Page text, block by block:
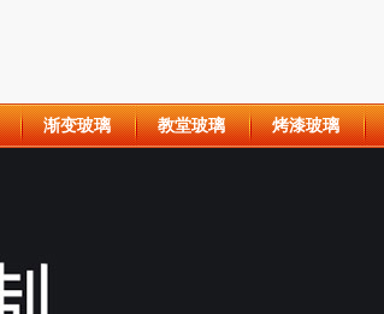
渐变玻璃 教堂玻璃 烤漆玻璃